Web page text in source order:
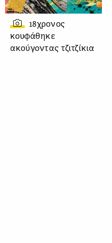
18χρονος
κουφάθηκε
ακούγοντας τζιτζίκια